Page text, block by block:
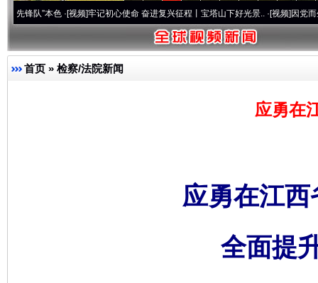
色·[视频]牢记初心使命 奋进复兴征程丨宝塔山下好光景..·[视频]因党而生 为党而
首页 » 检察/法院新闻
应勇在
应勇在江
全面提